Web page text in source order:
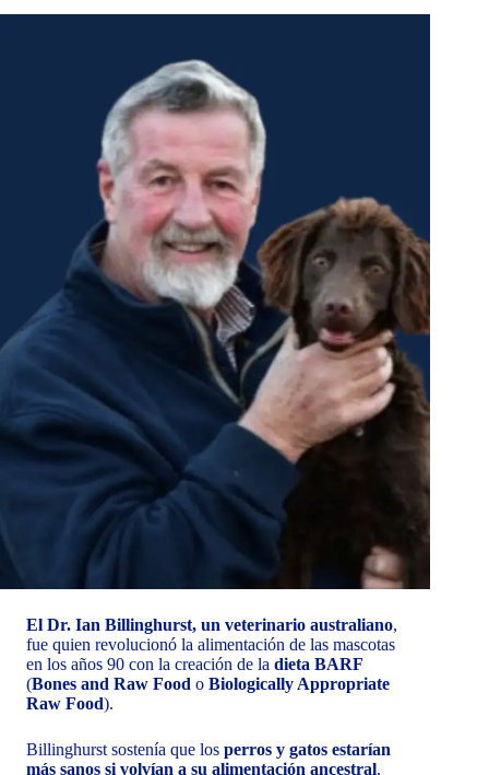
El Dr. Ian Billinghurst, un veterinario australiano,
fue quien revolucionó la alimentación de las mascotas
en los años 90 con la creación de la dieta BARF
(Bones and Raw Food o Biologically Appropriate
Raw Food).
Billinghurst sostenía que los perros y gatos estarían
más sanos si volvían a su alimentación ancestral,